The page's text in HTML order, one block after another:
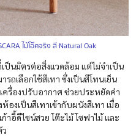
ไม้โอ๊คจริง สี Natural Oak
ป็นมิตรต่อสิ่งแวดล้อม แต่ไม่จำเป็น
รถเลือกใช้สีเทา ซึ่งเป็นสีโทนเย็น
ครื่องปรับอากาศ ช่วยประหยัดค่า
องเป็นสีเทาเข้ากับผนังสีเทา เมื่อ
อี้ดีไซน์สวย โต๊ะไม้ โซฟาไม้ และ